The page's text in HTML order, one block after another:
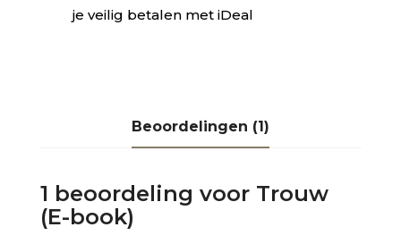
je veilig betalen met iDeal
Beoordelingen (1)
1 beoordeling voor Trouw
(E-book)